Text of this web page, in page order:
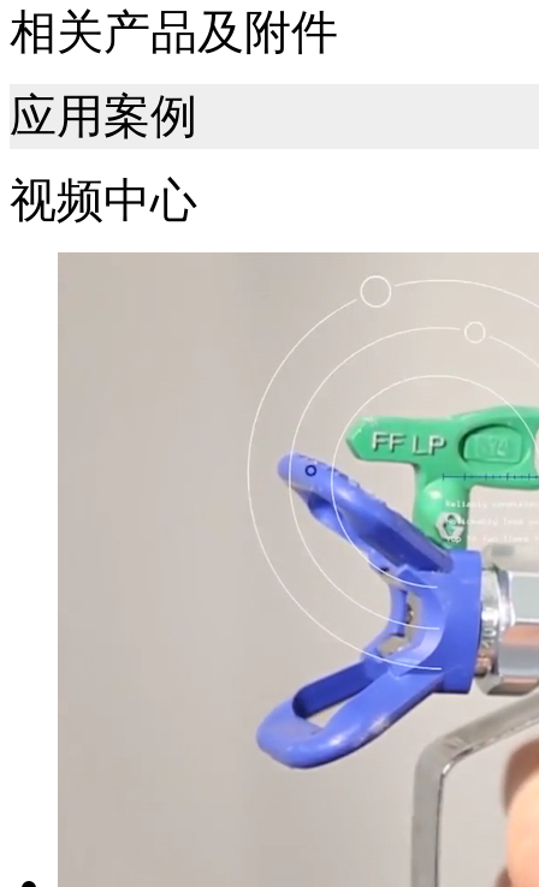
相关产品及附件
应用案例
视频中心